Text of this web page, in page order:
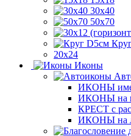
30x40
50x70
20х24
Иконы
ИКОНЫ
ИКОНЫ на
КРЕСТ с
ИКОНЫ на